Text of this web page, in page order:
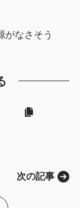
がなさそう
次の記事